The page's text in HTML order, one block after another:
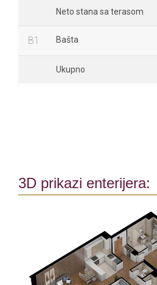
Neto stana sa terasom
B1 Bašta
Ukupno
3D prikazi enterijera: